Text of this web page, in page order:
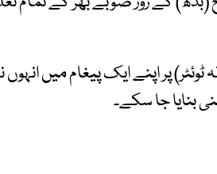
پر اپنے ایک پیغام میں انہوں
بنایا جا سکے۔